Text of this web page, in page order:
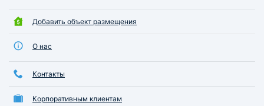
Добавить объект размещения
О нас
Контакты
Корпоративным клиентам